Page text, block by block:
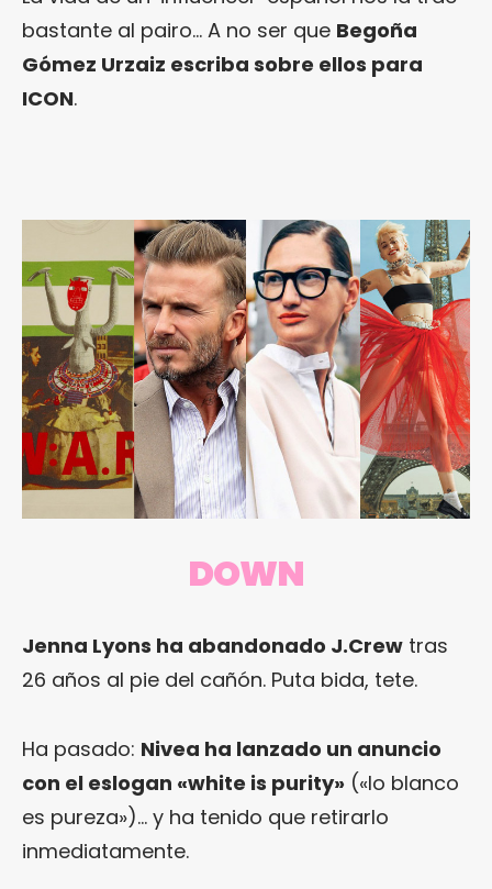
bastante al pairo… A no ser que Begoña
Gómez Urzaiz escriba sobre ellos para
ICON.
DOWN
Jenna Lyons ha abandonado J.Crew tras
26 años al pie del cañón. Puta bida, tete.
Ha pasado: Nivea ha lanzado un anuncio
con el eslogan «white is purity» («lo blanco
es pureza»)… y ha tenido que retirarlo
inmediatamente.